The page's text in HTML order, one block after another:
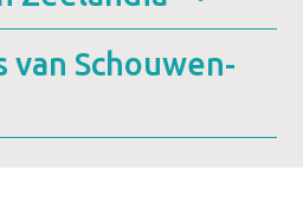
van Schouwen-